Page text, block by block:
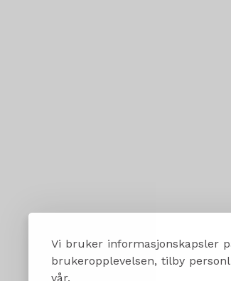
Vi bruker informasjonskapsler
brukeropplevelsen, tilby
vår.